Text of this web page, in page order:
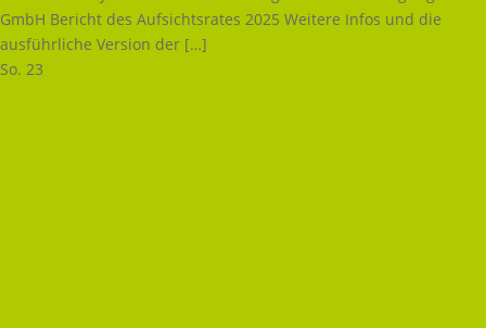
GmbH Bericht des Aufsichtsrates 2025 Weitere Infos und die
ausführliche Version der […]
So. 23